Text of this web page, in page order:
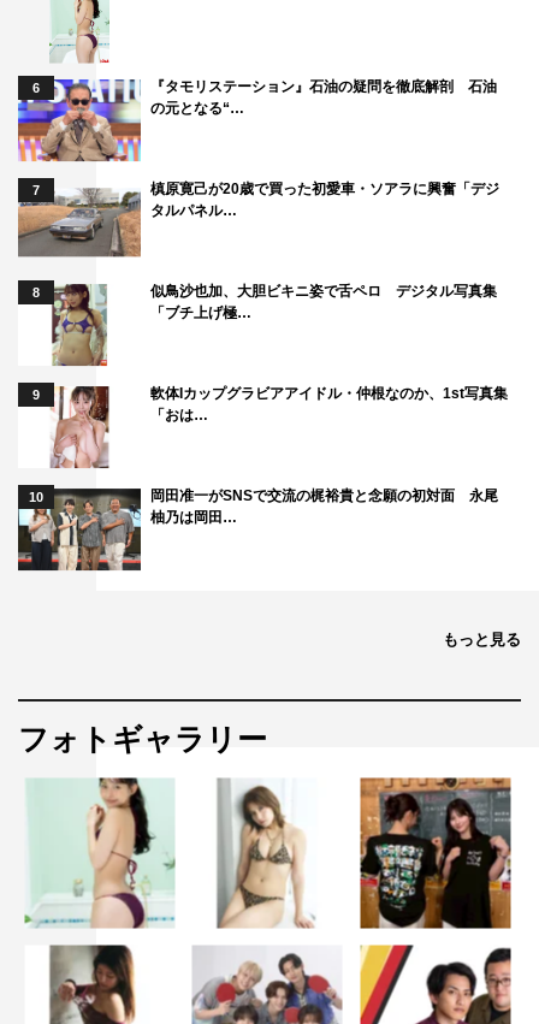
◆あまり肩ひじ張らずに？
岩井：頑張ろうとは思います。でも、人格を変えるような
ことはしないです（笑）。
◆番組の今後の目標や抱負はありますか？
岩井：短い命で散るという…。
あんり：”目標”ですよね？（笑）
岩井：長く続けていこうというよりは、「今回で散ってや
る！」というくらいの気持ちでいつもやっています。気が
ついたら続いていた、みたいな。
あんり：十何年とか続いたとして、みんなに「なんでこの
番組ずっと続いてるんだろう」と思われながら、不思議が
られながら続いていく番組になるといいですね。
◆お2人の最近の“我流”はありますか？
：私は、相方の田辺（智加）さんの影響でお茶にハ
て、「これは何分蒸しますか？」って聞いています。温度
や蒸す時間とか、いろいろコツがあるみたいで。それを聞
業をやったことはなかったんですけど、お茶始めました。
◆田辺さんの“我流”ということですね？
あんり：たしかに！ 自分じゃなく田辺さんの“我流”を言
ゆをかけるとか、やっています。お茶からかけ離れていま
すけど。
6
『タモリステーション』石油の疑問を徹底解剖 石油
の元となる“…
7
槙原寛己が20歳で買った初愛車・ソアラに興奮「デジ
タルパネル…
8
似鳥沙也加、大胆ビキニ姿で舌ペロ デジタル写真集
「ブチ上げ極…
9
軟体Iカップグラビアアイドル・仲根なのか、1st写真集
「おは…
10
岡田准一がSNSで交流の梶裕貴と念願の初対面 永尾
柚乃は岡田…
もっと見る
フォトギャラリー